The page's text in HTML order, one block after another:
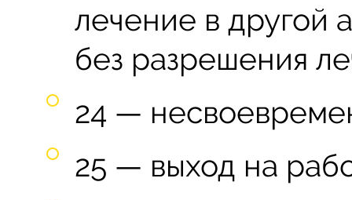
лечение в другой
без разрешения
24 —
25 — выход на